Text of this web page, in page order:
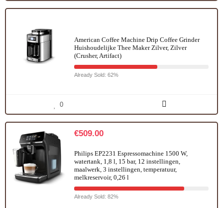
American Coffee Machine Drip Coffee Grinder
Huishoudelijke Thee Maker Zilver, Zilver
(Crusher, Artifact)
Already Sold: 62%
0
€509.00
Philips EP2231 Espressomachine 1500 W,
watertank, 1,8 l, 15 bar, 12 instellingen,
maalwerk, 3 instellingen, temperatuur,
melkreservoir, 0,26 l
Already Sold: 82%